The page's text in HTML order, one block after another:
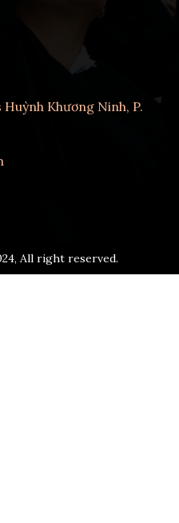
Huỳnh Khương Ninh, P.
All right reserved.